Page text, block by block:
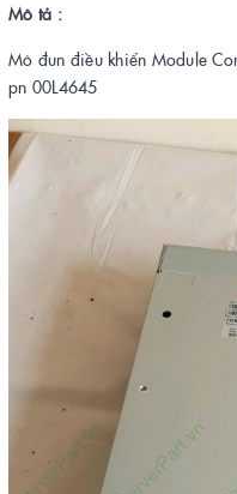
Mô tả :
Mô đun điều khiển Module
pn 00L4645